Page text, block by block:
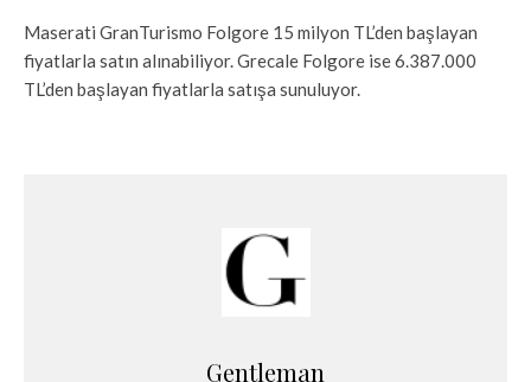
Maserati GranTurismo Folgore 15 milyon TL’den başlayan
fiyatlarla satın alınabiliyor. Grecale Folgore ise 6.387.000
TL’den başlayan fiyatlarla satışa sunuluyor.
Gentleman